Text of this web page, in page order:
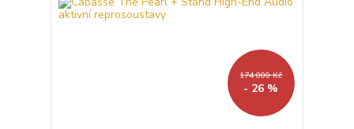
174 000 Kč
- 26 %